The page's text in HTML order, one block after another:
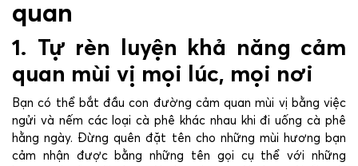
quan
1. Tự rèn luyện khả năng cảm
quan mùi vị mọi lúc, mọi nơi
Bạn có thể bắt đầu con đường cảm quan mùi vị bằng việc
ngửi và nếm các loại cà phê khác nhau khi đi uống cà phê
hằng ngày. Đừng quên đặt tên cho những mùi hương bạn
cảm nhận được bằng những tên gọi cụ thể với những